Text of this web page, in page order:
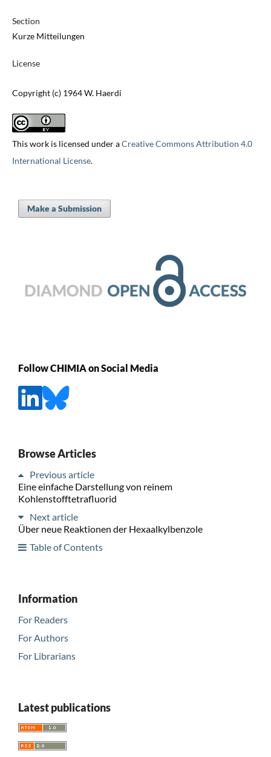
Section
Kurze Mitteilungen
License
Copyright (c) 1964 W. Haerdi
This work is licensed under aCreative Commons Attribution 4.0
International License.
Make a Submission
Follow CHIMIA on Social Media
Browse Articles
Previous article
Eine einfache Darstellung von reinem
Kohlenstofftetrafluorid
Next article
Über neue Reaktionen der Hexaalkylbenzole
Table of Contents
Information
For Readers
For Authors
For Librarians
Latest publications